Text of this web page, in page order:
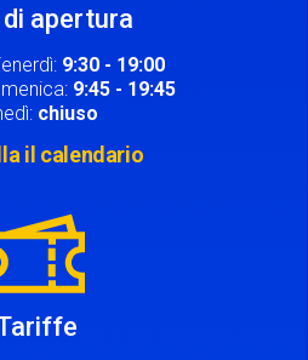
apertura
9:30 - 19:00
9:45 - 19:45
chiuso
il calendario